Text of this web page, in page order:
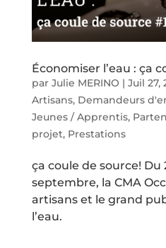
Économiser l’eau : ça
par Julie MERINO | Juil 27,
Artisans, Demandeurs
Jeunes / Apprentis,
projet, Prestations
ça coule de source! Du
septembre, la CMA
artisans et le grand
l’eau.